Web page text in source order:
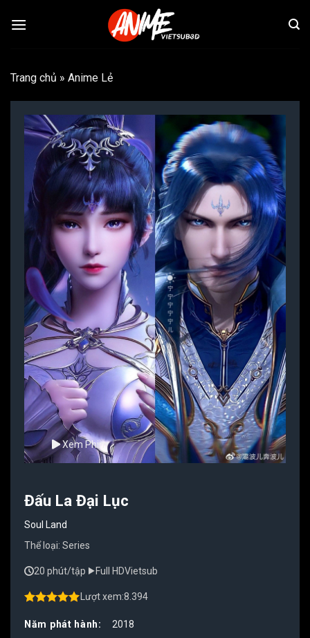
qua
Trang chủ » Anime Lẻ
Xem Phim
Đấu La Đại Lục
Soul Land
Thể loại: Series
20 phút/tập Full HDVietsub
5
Lượt xem:8.394
Năm phát hành:
2018